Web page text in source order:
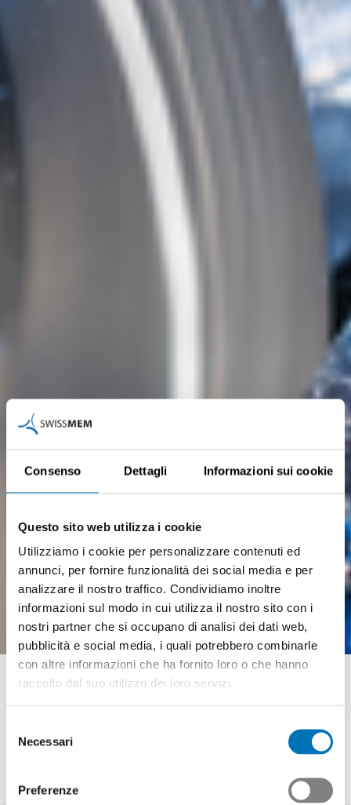
Consenso Dettagli Informazioni sui cookie
Questo sito web utilizza i cookie
Utilizziamo i cookie per personalizzare contenuti ed
annunci, per fornire funzionalità dei social media e per
analizzare il nostro traffico. Condividiamo inoltre
informazioni sul modo in cui utilizza il nostro sito con i
nostri partner che si occupano di analisi dei dati web,
pubblicità e social media, i quali potrebbero combinarle
con altre informazioni che ha fornito loro o che hanno
raccolto dal suo utilizzo dei loro servizi.
delNecessari
Preferenze
Meccanico di produzione
AFC